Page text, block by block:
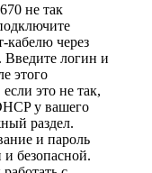
не так
кабелю через
Введите логин и
этого
это не так,
у вашего
раздел.
и пароль
безопасной.